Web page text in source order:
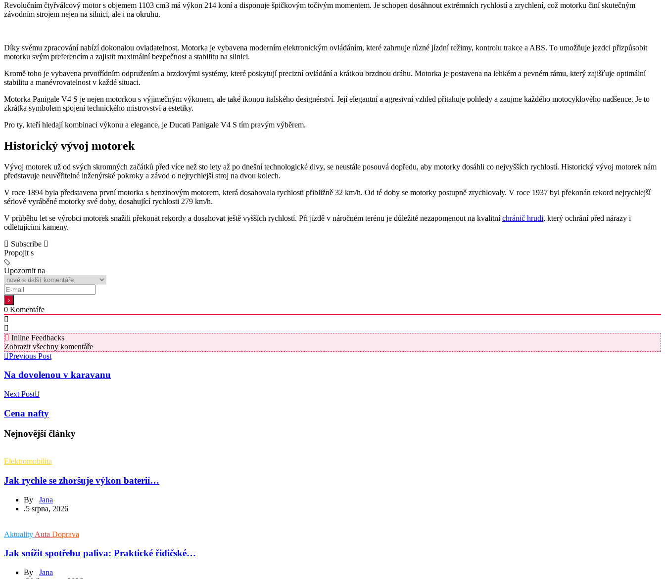
Revolučním čtyřválcový motor s objemem 1103 cm3 má výkon 214 koní a disponuje špičkovým točivým momentem. Je schopen dosáhnout extrémních rychlostí a zrychlení, což motorku činí skutečným
závodním strojem nejen na silnici, ale i na okruhu.
Díky svému zpracování nabízí dokonalou ovladatelnost. Motorka je vybavena moderním elektronickým ovládáním, které zahrnuje různé jízdní režimy, kontrolu trakce a ABS. To umožňuje jezdci přizpůsobit
motorku svým preferencím a zajistit maximální bezpečnost a stabilitu na silnici.
Kromě toho je vybavena prvotřídním odpružením a brzdovými systémy, které poskytují precizní ovládání a krátkou brzdnou dráhu. Motorka je postavena na lehkém a pevném rámu, který zajišťuje optimální
stabilitu a manévrovatelnost v každé situaci.
Motorka Panigale V4 S je nejen motorkou s výjimečným výkonem, ale také ikonou italského designérství. Její elegantní a agresivní vzhled přitahuje pohledy a zaujme každého motocyklového nadšence. Je to
zkrátka symbolem spojení technického mistrovství a estetiky.
Pro ty, kteří hledají kombinaci výkonu a elegance, je Ducati Panigale V4 S tím pravým výběrem.
Historický vývoj motorek
Vývoj motorek už od svých skromných začátků před více než sto lety až po dnešní technologické divy, se neustále posouvá dopředu, aby motorky dosáhli co nejvyšších rychlostí. Historický vývoj motorek nám
představuje neuvěřitelné inženýrské pokroky a závod o nejrychlejší stroj na dvou kolech.
V roce 1894 byla představena první motorka s benzinovým motorem, která dosahovala rychlosti přibližně 32 km/h. Od té doby se motorky postupně zrychlovaly. V roce 1937 byl překonán rekord nejrychlejší
sériově vyráběné motorky své doby, dosahující rychlosti 279 km/h.
V průběhu let se výrobci motorek snažili překonat rekordy a dosahovat ještě vyšších rychlostí. Při jízdě v náročném terénu je důležité nezapomenout na kvalitníchránič hrudi, který ochrání před nárazy i
odletujícími kameny.
Subscribe
Propojit s
Upozornit na
0 Komentáře
Inline Feedbacks
Zobrazit všechny komentáře
Previous Post
Na dovolenou v karavanu
Next Post
Cena nafty
Nejnovější články
Elektromobilita
Jak rychle se zhoršuje výkon baterií…
By Jana
.5 srpna, 2026
Aktuality Auta Doprava
Jak snížit spotřebu paliva: Praktické řidičské…
By Jana